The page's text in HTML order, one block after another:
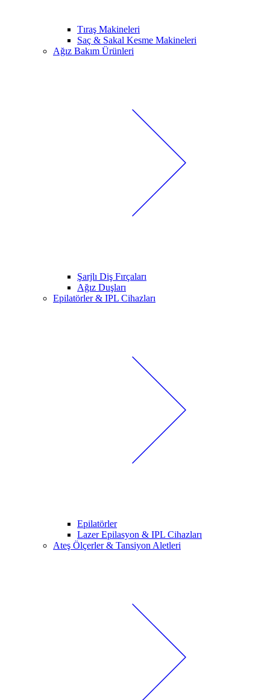
Tıraş Makineleri
Saç & Sakal Kesme Makineleri
Ağız Bakım Ürünleri
Şarjlı Diş Fırçaları
Ağız Duşları
Epilatörler & IPL Cihazları
Epilatörler
Lazer Epilasyon & IPL Cihazları
Ateş Ölçerler & Tansiyon Aletleri